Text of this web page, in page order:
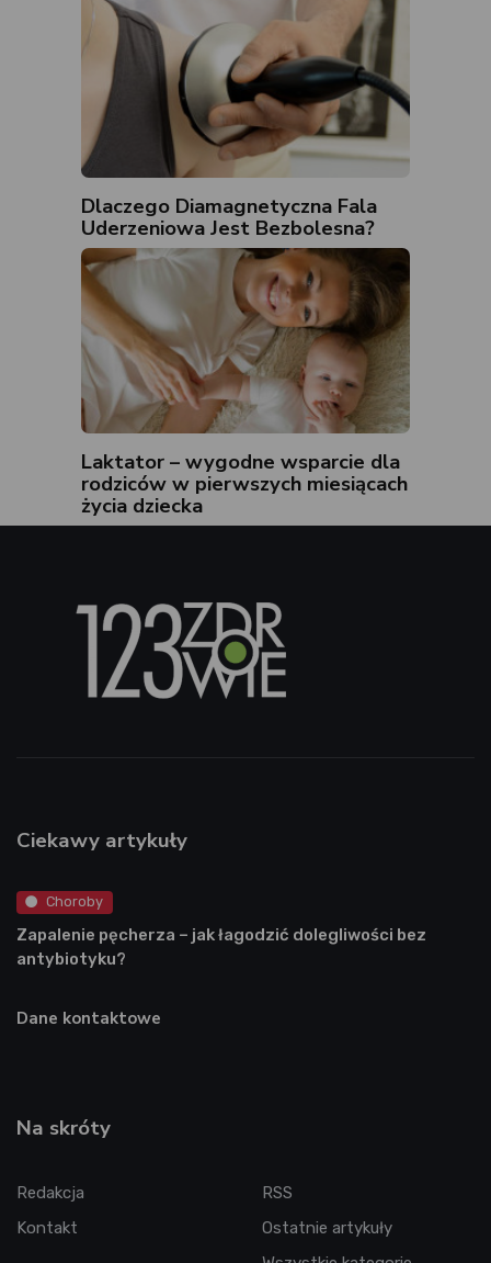
Dlaczego Diamagnetyczna Fala
Uderzeniowa Jest Bezbolesna?
Laktator – wygodne wsparcie dla
rodziców w pierwszych miesiącach
życia dziecka
Ciekawy artykuły
Choroby
Zapalenie pęcherza – jak łagodzić dolegliwości bez
antybiotyku?
Dane kontaktowe
Na skróty
Redakcja
Kontakt
RSS
Ostatnie artykuły